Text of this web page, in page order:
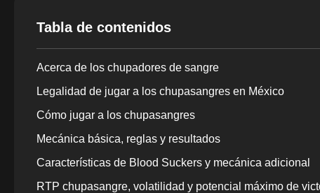
Tabla de contenidos
Acerca de los chupadores de sangre
Legalidad de jugar a los chupasangres en México
Cómo jugar a los chupasangres
Mecánica básica, reglas y resultados
Características de Blood Suckers y mecánica adicional
RTP chupasangre, volatilidad y potencial máximo de